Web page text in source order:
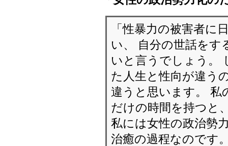
「女性の政治勢力化の
「性暴力の被害者に
い、 自分の世話を
いと言うでしょう。
た人生と性向が違う
違うと思います。 私
だけの時間を持つと
私には女性の政治勢